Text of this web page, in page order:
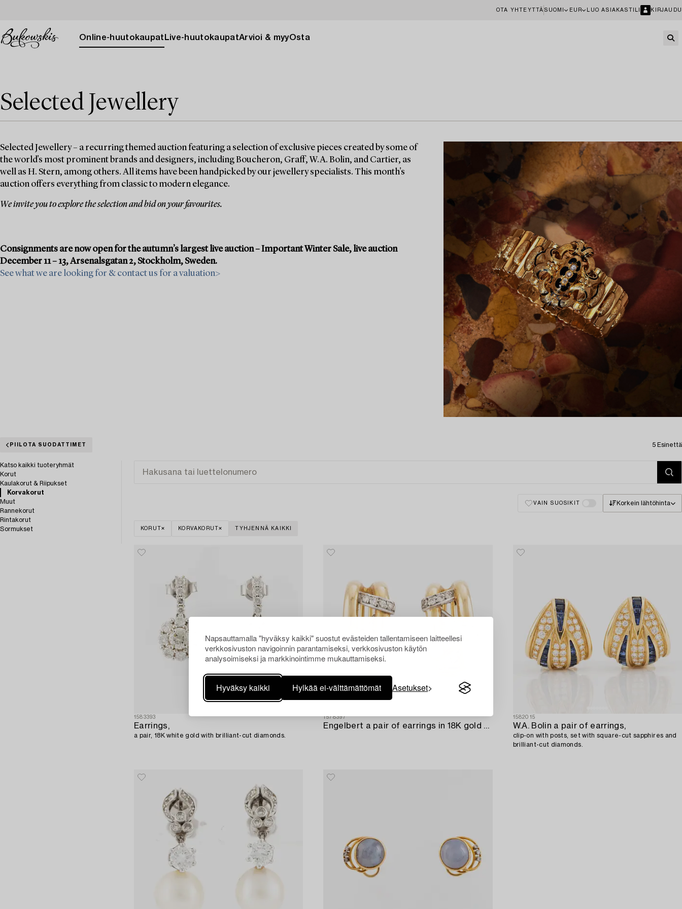
Napsauttamalla "hyväksy kaikki" suostut evästeiden tallentamiseen laitteellesi
verkkosivuston navigoinnin parantamiseksi, verkkosivuston käytön
analysoimiseksi ja markkinointimme mukauttamiseksi.
Hyväksy kaikki Hylkää ei-välttämättömät Asetukset
OTA YHTEYTTÄ SUOMI EUR LUO ASIAKASTILI KIRJAUDU
Online-huutokaupat Live-huutokaupatArvioi & myyOsta
Selected Jewellery
Selected Jewellery – a recurring themed auction featuring a selection of exclusive pieces created by some of
the world's most prominent brands and designers, including Boucheron, Graff, W.A. Bolin, and Cartier, as
well as H. Stern, among others. All items have been handpicked by our jewellery specialists. This month's
auction offers everything from classic to modern elegance.
We invite you to explore the selection and bid on your favourites.
Consignments are now open for the autumn’s largest live auction – Important Winter Sale, live auction
December 11 – 13, Arsenalsgatan 2, Stockholm, Sweden.
See what we are looking for & contact us for a valuation>
PIILOTA SUODATTIMET 5 Esinettä
Katso kaikki tuoteryhmät
Korut
Kaulakorut & Riipukset
Korvakorut
Muut
Rannekorut
Rintakorut
Sormukset
VAIN SUOSIKIT Korkein lähtöhinta
KORUT KORVAKORUT TYHJENNÄ KAIKKI
1583393
Earrings,
a pair, 18K white gold with brilliant-cut diamonds.
1578397
Engelbert a pair of earrings in 18K gold with round brilliant-cut diamonds.
1582015
W.A. Bolin a pair of earrings,
clip-on with posts, set with square-cut sapphires and
brilliant-cut diamonds.